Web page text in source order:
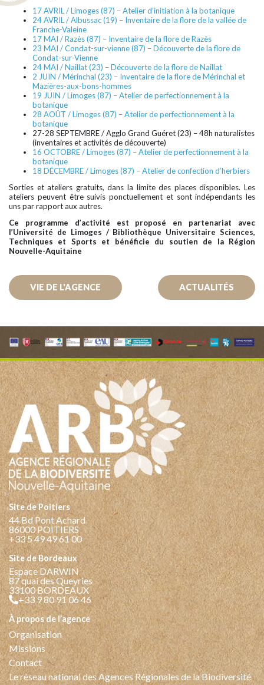
17 AVRIL / Limoges (87) – Atelier d’initiation à la botanique
24 AVRIL / Albussac (19) – Inventaire de la flore de la vallée de
Franche-Valeine
17 MAI / Razès (87) – Inventaire de la flore de Razès
23 MAI / Condat-sur-vienne (87) – Découverte de la flore de
Condat-sur-Vienne
24 MAI / Naillat (23) – Découverte de la flore de Naillat
2 JUIN / Mérinchal (23) – Inventaire de la flore de Mérinchal et
Mazières-aux-bons-hommes
19 JUIN / Limoges (87) – Atelier de perfectionnement à la
botanique
28 AOÛT / Limoges (87) – Atelier de perfectionnement à la
botanique
27-28 SEPTEMBRE / Agglo Grand Guéret (23) – 48h naturalistes
(inventaires et activités de découverte)
16 OCTOBRE / Limoges (87) – Atelier de perfectionnement à la
botanique
18 DÉCEMBRE / Limoges (87) – Atelier de confection d’herbiers
Sorties et ateliers gratuits, dans la limite des places disponibles. Les
ateliers peuvent être suivis ponctuellement et sont indépendants les
uns par rapport aux autres.
Ce programme d’activité est proposé en partenariat avec
l’Université de Limoges / Bibliothèque Universitaire Sciences,
Techniques et Sports et bénéficie du soutien de la Région
Nouvelle-Aquitaine
VIE DE L'AGENCE ACTUALITÉS
Site de Poitiers
44 Bd Pont Achard
86000 POITIERS
+33 5 49 49 61 00
Site de Bordeaux
Espace DARWIN
87 quai des Queyries
33100 BORDEAUX
+33 9 80 91 06 46
à propos de l’agence
Organisation
Missions
Contact
Le réseau national des Agences Régionales de la Biodiversité